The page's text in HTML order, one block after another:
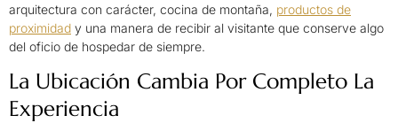
arquitectura con carácter, cocina de montaña, productos de
proximidad y una manera de recibir al visitante que conserve algo
del oficio de hospedar de siempre.
La Ubicación Cambia Por Completo La
Experiencia